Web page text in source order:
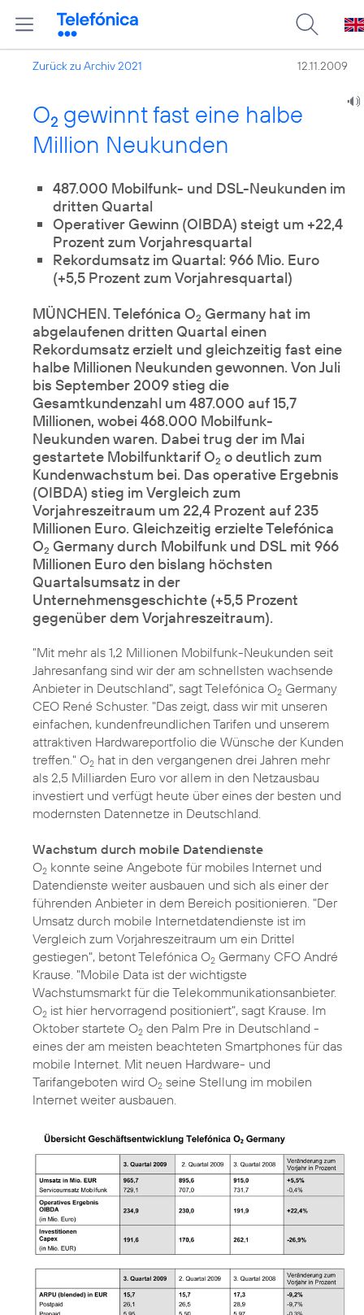
Zurück zu Archiv 2021 12.11.2009
O2 gewinnt fast eine halbe
Million Neukunden
487.000 Mobilfunk- und DSL-Neukunden im
dritten Quartal
Operativer Gewinn (OIBDA) steigt um +22,4
Prozent zum Vorjahresquartal
Rekordumsatz im Quartal: 966 Mio. Euro
(+5,5 Prozent zum Vorjahresquartal)
MÜNCHEN. Telefónica O2 Germany hat im
abgelaufenen dritten Quartal einen
Rekordumsatz erzielt und gleichzeitig fast eine
halbe Millionen Neukunden gewonnen. Von Juli
bis September 2009 stieg die
Gesamtkundenzahl um 487.000 auf 15,7
Millionen, wobei 468.000 Mobilfunk-
Neukunden waren. Dabei trug der im Mai
gestartete Mobilfunktarif O2 o deutlich zum
Kundenwachstum bei. Das operative Ergebnis
(OIBDA) stieg im Vergleich zum
Vorjahreszeitraum um 22,4 Prozent auf 235
Millionen Euro. Gleichzeitig erzielte Telefónica
O2 Germany durch Mobilfunk und DSL mit 966
Millionen Euro den bislang höchsten
Quartalsumsatz in der
Unternehmensgeschichte (+5,5 Prozent
gegenüber dem Vorjahreszeitraum).
"Mit mehr als 1,2 Millionen Mobilfunk-Neukunden seit
Jahresanfang sind wir der am schnellsten wachsende
Anbieter in Deutschland", sagt Telefónica O2 Germany
CEO René Schuster. "Das zeigt, dass wir mit unseren
einfachen, kundenfreundlichen Tarifen und unserem
attraktiven Hardwareportfolio die Wünsche der Kunden
treffen." O2 hat in den vergangenen drei Jahren mehr
als 2,5 Milliarden Euro vor allem in den Netzausbau
investiert und verfügt heute über eines der besten und
modernsten Datennetze in Deutschland.
Wachstum durch mobile Datendienste
O2 konnte seine Angebote für mobiles Internet und
Datendienste weiter ausbauen und sich als einer der
führenden Anbieter in dem Bereich positionieren. "Der
Umsatz durch mobile Internetdatendienste ist im
Vergleich zum Vorjahreszeitraum um ein Drittel
gestiegen", betont Telefónica O2 Germany CFO André
Krause. "Mobile Data ist der wichtigste
Wachstumsmarkt für die Telekommunikationsanbieter.
O2 ist hier hervorragend positioniert", sagt Krause. Im
Oktober startete O2 den Palm Pre in Deutschland -
eines der am meisten beachteten Smartphones für das
mobile Internet. Mit neuen Hardware- und
Tarifangeboten wird O2 seine Stellung im mobilen
Internet weiter ausbauen.